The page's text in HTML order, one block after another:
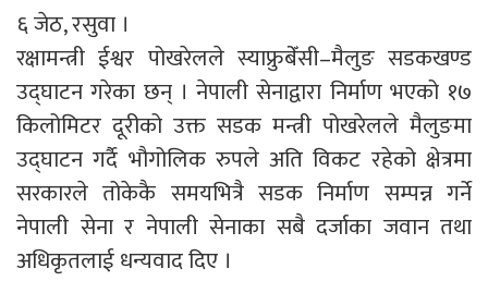
६ जेठ, रसुवा ।
रक्षामन्त्री ईश्वर पोखरेलले स्याफ्रुबेँसी–मैलुङ सडकखण्ड
उद्घाटन गरेका छन् । नेपाली सेनाद्वारा निर्माण भएको १७
किलोमिटर दूरीको उक्त सडक मन्त्री पोखरेलले मैलुङमा
उद्घाटन गर्दै भौगोलिक रुपले अति विकट रहेको क्षेत्रमा
सरकारले तोकेकै समयभित्रै सडक निर्माण सम्पन्न गर्ने
नेपाली सेना र नेपाली सेनाका सबै दर्जाका जवान तथा
अधिकृतलाई धन्यवाद दिए ।